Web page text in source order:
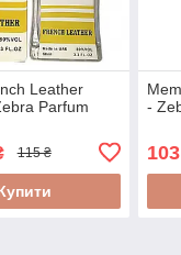
Leather
Parfum
115 ₴
-